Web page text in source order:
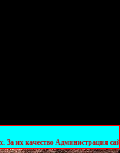
Администрация сайта не несёт